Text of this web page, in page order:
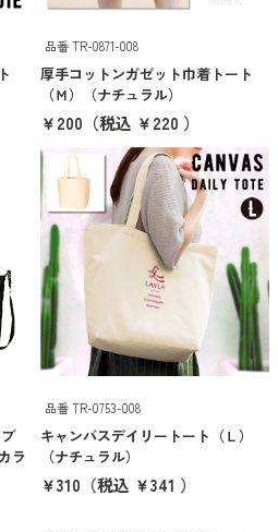
品番 TR-0871-008
厚手コットンガゼット巾着トート
（Ｍ）（ナチュラル）
￥200 （税込 ￥220 ）
ラ
品番 TR-0753-008
キャンバスデイリートート（Ｌ）
（ナチュラル）
￥310 （税込 ￥341 ）